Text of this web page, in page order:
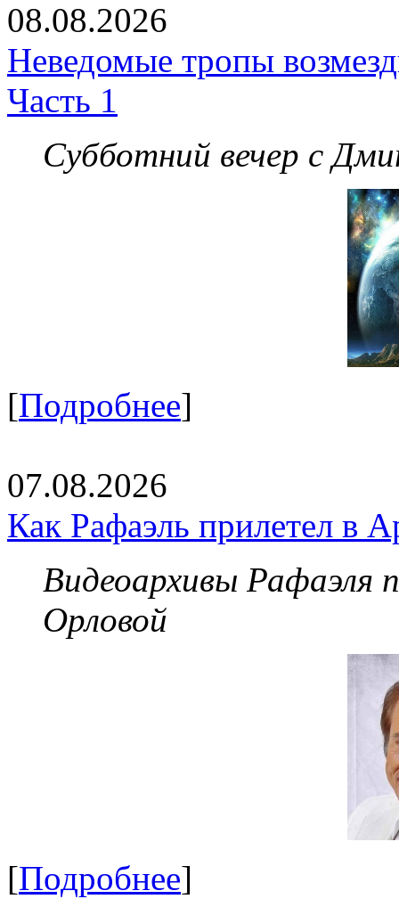
08.08.2026
Неведомые тропы
Часть 1
Субботний вечер с
[Подробнее]
07.08.2026
Как Рафаэль прилетел в
Видеоархивы Рафаэля
Орловой
[Подробнее]